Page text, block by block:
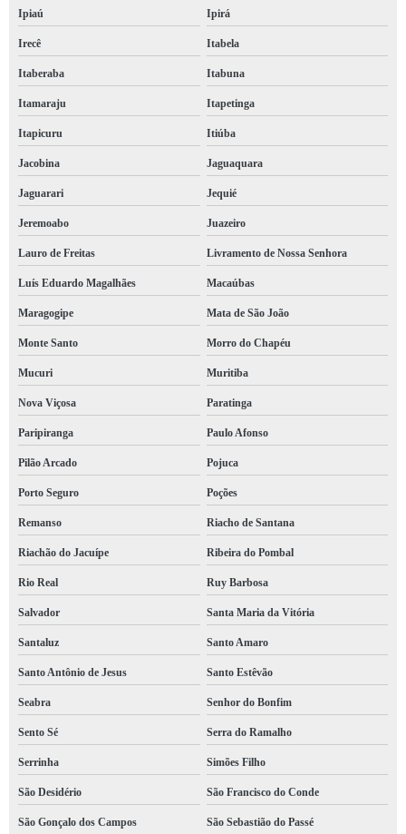
Ipiaú Ipirá
Irecê Itabela
Itaberaba Itabuna
Itamaraju Itapetinga
Itapicuru Itiúba
Jacobina Jaguaquara
Jaguarari Jequié
Jeremoabo Juazeiro
Lauro de Freitas Livramento de Nossa Senhora
Luís Eduardo Magalhães Macaúbas
Maragogipe Mata de São João
Monte Santo Morro do Chapéu
Mucuri Muritiba
Nova Viçosa Paratinga
Paripiranga Paulo Afonso
Pilão Arcado Pojuca
Porto Seguro Poções
Remanso Riacho de Santana
Riachão do Jacuípe Ribeira do Pombal
Rio Real Ruy Barbosa
Salvador Santa Maria da Vitória
Santaluz Santo Amaro
Santo Antônio de Jesus Santo Estêvão
Seabra Senhor do Bonfim
Sento Sé Serra do Ramalho
Serrinha Simões Filho
São Desidério São Francisco do Conde
São Gonçalo dos Campos São Sebastião do Passé